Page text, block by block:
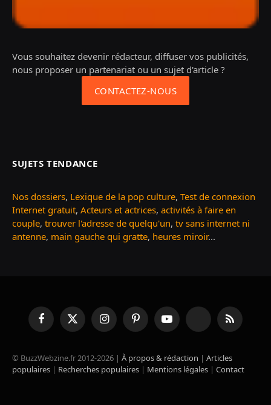
Vous souhaitez devenir rédacteur, diffuser vos publicités,
nous proposer un partenariat ou un sujet d'article ?
CONTACTEZ-NOUS
SUJETS TENDANCE
Nos dossiers, Lexique de la pop culture, Test de connexion
Internet gratuit, Acteurs et actrices, activités à faire en
couple, trouver l'adresse de quelqu'un, tv sans internet ni
antenne, main gauche qui gratte, heures miroir...
FacebookX
(Twitter)
InstagramPinterestYouTube TikTok RSS
© BuzzWebzine.fr 2012-2026 | À propos & rédaction | Articles
populaires | Recherches populaires | Mentions légales | Contact